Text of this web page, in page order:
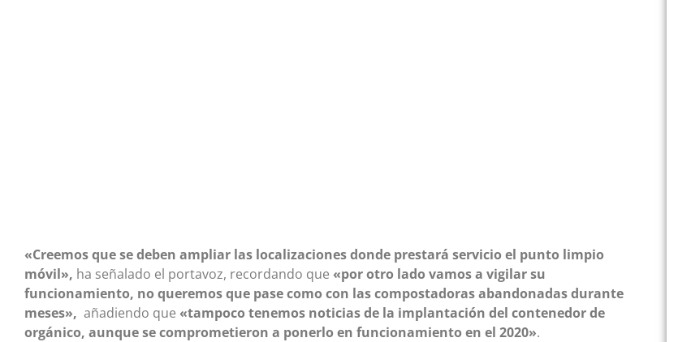
«Creemos que se deben ampliar las localizaciones donde prestará servicio el punto limpio
móvil», ha señalado el portavoz, recordando que «por otro lado vamos a vigilar su
funcionamiento, no queremos que pase como con las compostadoras abandonadas durante
meses», añadiendo que «tampoco tenemos noticias de la implantación del contenedor de
orgánico, aunque se comprometieron a ponerlo en funcionamiento en el 2020».